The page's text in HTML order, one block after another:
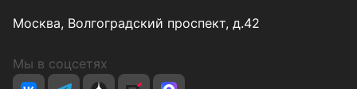
Москва, Волгоградский проспект, д.42
Мы в соцсетях